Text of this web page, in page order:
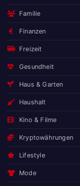
Familie
Finanzen
Freizeit
Gesundheit
Haus & Garten
Haushalt
Kino & Filme
Kryptowährungen
Lifestyle
Mode